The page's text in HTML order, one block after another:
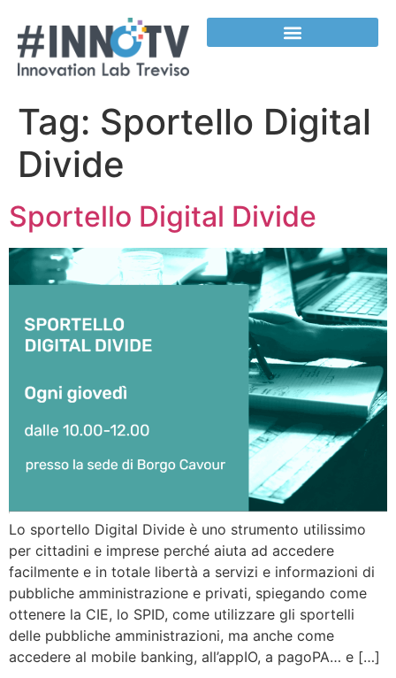
Tag: Sportello Digital
Divide
Sportello Digital Divide
Lo sportello Digital Divide è uno strumento utilissimo
per cittadini e imprese perché aiuta ad accedere
facilmente e in totale libertà a servizi e informazioni di
pubbliche amministrazione e privati, spiegando come
ottenere la CIE, lo SPID, come utilizzare gli sportelli
delle pubbliche amministrazioni, ma anche come
accedere al mobile banking, all’appIO, a pagoPA… e […]